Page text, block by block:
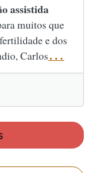
assistida
muitos que
e dos
Carlos ...